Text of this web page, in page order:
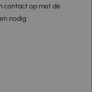
contact op met de
nodig